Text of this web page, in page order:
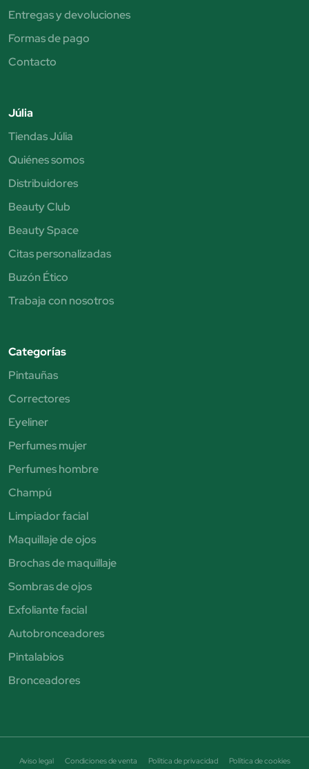
Entregas y devoluciones
Formas de pago
Contacto
Júlia
Tiendas Júlia
Quiénes somos
Distribuidores
Beauty Club
Beauty Space
Citas personalizadas
Buzón Ético
Trabaja con nosotros
Categorías
Pintauñas
Correctores
Eyeliner
Perfumes mujer
Perfumes hombre
Champú
Limpiador facial
Maquillaje de ojos
Brochas de maquillaje
Sombras de ojos
Exfoliante facial
Autobronceadores
Pintalabios
Bronceadores
Aviso legal Condiciones de venta Política de privacidad Política de cookies